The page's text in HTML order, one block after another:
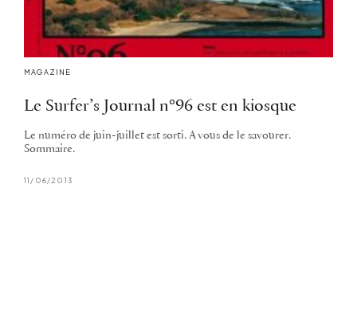
MAGAZINE
Le Surfer’s Journal n°96 est en kiosque
Le numéro de juin-juillet est sorti. A vous de le savourer.
Sommaire.
11/06/2013